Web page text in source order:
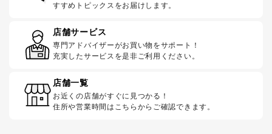
すすめトピックスをお届けします。
店舗サービス
専門アドバイザーがお買い物をサポート！
充実したサービスを是非ご利用ください。
店舗一覧
お近くの店舗がすぐに見つかる！
住所や営業時間はこちらからご確認できます。